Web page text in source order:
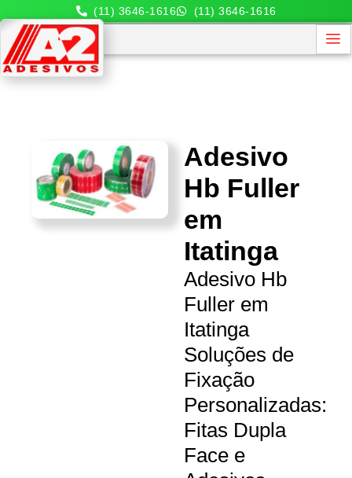
(11) 3646-1616 (11) 3646-1616
Adesivo
Hb Fuller
em
Itatinga
Adesivo Hb
Fuller em
Itatinga
Soluções de
Fixação
Personalizadas:
Fitas Dupla
Face e